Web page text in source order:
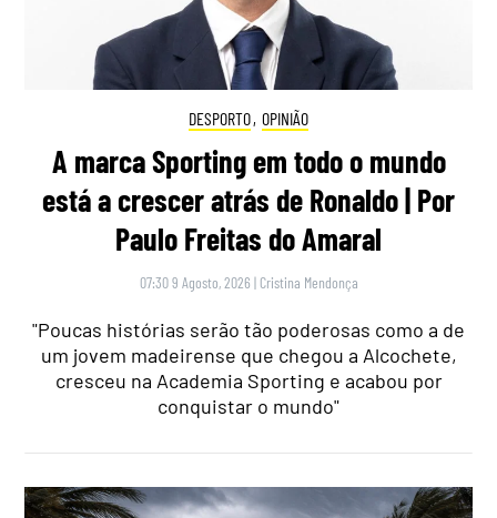
DESPORTO, OPINIÃO
A marca Sporting em todo o mundo
está a crescer atrás de Ronaldo | Por
Paulo Freitas do Amaral
07:30 9 Agosto, 2026 | Cristina Mendonça
"Poucas histórias serão tão poderosas como a de
um jovem madeirense que chegou a Alcochete,
cresceu na Academia Sporting e acabou por
conquistar o mundo"